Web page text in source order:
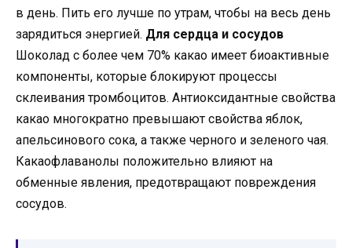
в день. Пить его лучше по утрам, чтобы на весь день
зарядиться энергией. Для сердца и сосудов
Шоколад с более чем 70% какао имеет биоактивные
компоненты, которые блокируют процессы
склеивания тромбоцитов. Антиоксидантные свойства
какао многократно превышают свойства яблок,
апельсинового сока, а также черного и зеленого чая.
Какаофлаванолы положительно влияют на
обменные явления, предотвращают повреждения
сосудов.